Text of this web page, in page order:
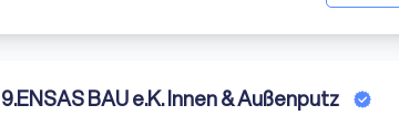
9.ENSAS BAU e.K. Innen & Außenputz